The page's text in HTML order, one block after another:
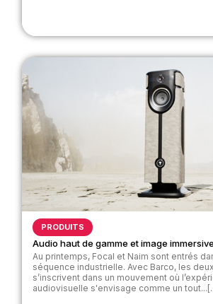
PRODUITS
Audio haut de gamme et image
Au printemps, Focal et Naim sont entrés
séquence industrielle. Avec Barco, les
s’inscrivent dans un mouvement où
audiovisuelle s'envisage comme un